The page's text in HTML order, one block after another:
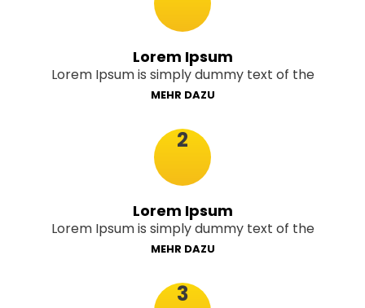
Lorem Ipsum
Lorem Ipsum is simply dummy text of the
MEHR DAZU
2
Lorem Ipsum
Lorem Ipsum is simply dummy text of the
MEHR DAZU
3